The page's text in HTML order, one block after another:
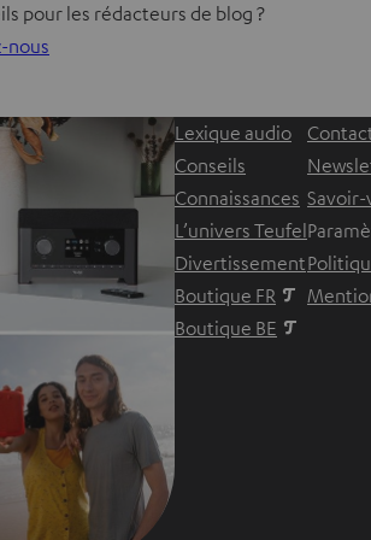
pour les rédacteurs de blog ?
nous
Lexique audio
Conseils
Connaissances
L’univers Teufel
Divertissement
Boutique FR
Boutique BE